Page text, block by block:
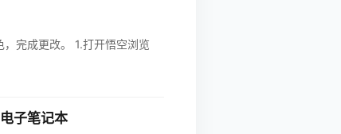
打开悟空浏览
子笔记本